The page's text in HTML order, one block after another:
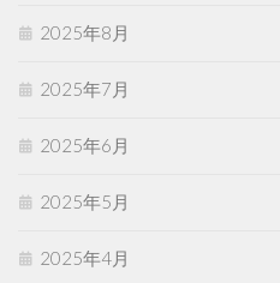
2025年8月
2025年7月
2025年6月
2025年5月
2025年4月